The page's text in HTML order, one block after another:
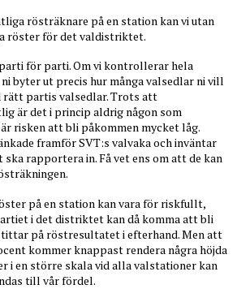
rösträknare på en station kan vi utan
röster för det valdistriktet.
för parti. Om vi kontrollerar hela
byter ut precis hur många valsedlar ni vill
rätt partis valsedlar. Trots att
är det i princip aldrig någon som
risken att bli påkommen mycket låg.
framför SVT:s valvaka och inväntar
rapportera in. Få vet ens om att de kan
på en station kan vara för riskfullt,
i det distriktet kan då komma att bli
tittar på röstresultatet i efterhand. Men att
kommer knappast rendera några höjda
i en större skala vid alla valstationer kan
till vår fördel.